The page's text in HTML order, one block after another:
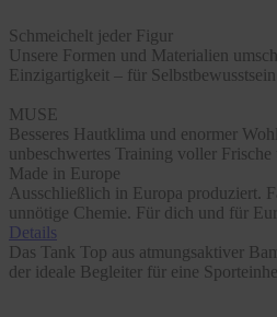
Schmeichelt jeder Figur
Unsere Formen und Materialien
Einzigartigkeit – für
MUSE
Besseres Hautklima und enormer
unbeschwertes Training voller Frische
Made in Europe
Ausschließlich in Europa produziert.
unnötige Chemie. Für dich und für
Details
Das Tank Top aus atmungsaktiver
der ideale Begleiter für eine